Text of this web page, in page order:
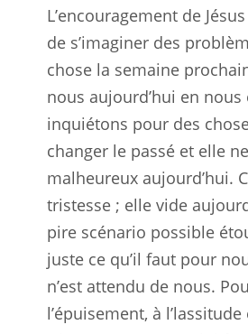
L’encouragement de
de s’imaginer des
chose la semaine
nous aujourd’hui en
inquiétons pour des
changer le passé et elle
malheureux aujourd’hui.
tristesse ; elle vide
pire scénario possible
juste ce qu’il faut pour
n’est attendu de nous.
l’épuisement, à